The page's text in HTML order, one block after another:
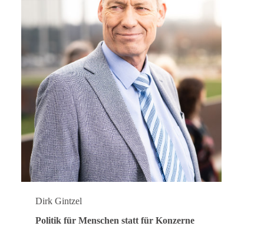
Dirk Gintzel
Politik für Menschen statt für Konzerne